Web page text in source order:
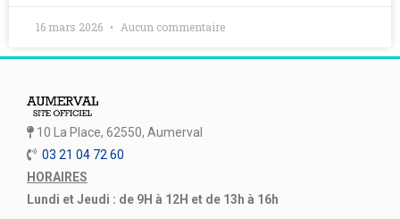
16 mars 2026 Aucun commentaire
10 La Place, 62550, Aumerval
03 21 04 72 60
HORAIRES
Lundi et Jeudi : de 9H à 12H et de 13h à 16h